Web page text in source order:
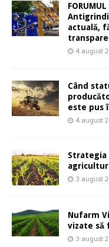
actuală,
4 august
Când
este pus
4 august
Strategia
3 august
Nufarm
vizate să
3 august